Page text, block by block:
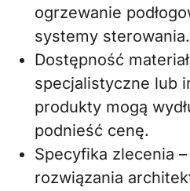
ogrzewanie
systemy sterowania.
Dostępność
specjalistyczne lub
produkty mogą
podnieść cenę.
Specyfika zlecenia
rozwiązania